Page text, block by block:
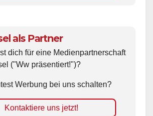
als Partner
dich für eine Medienpartnerschaft
("Ww präsentiert!")?
Werbung bei uns schalten?
Kontaktiere uns jetzt!